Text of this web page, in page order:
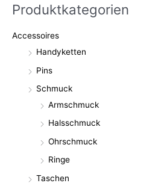
Produktkategorien
Accessoires
Handyketten
Pins
Schmuck
Armschmuck
Halsschmuck
Ohrschmuck
Ringe
Taschen